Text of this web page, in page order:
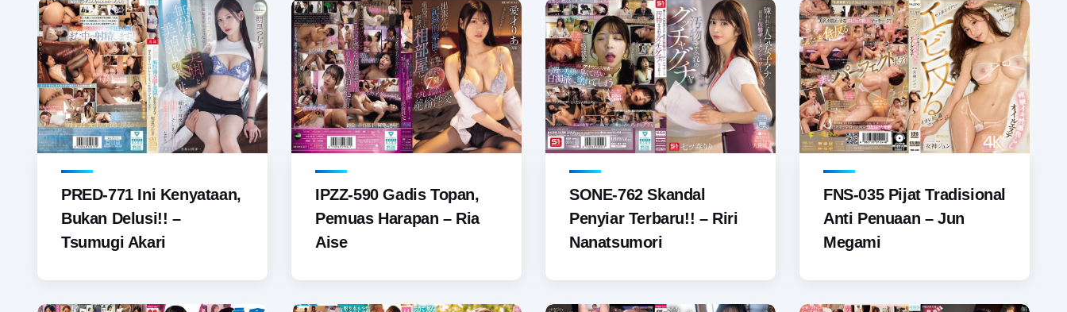
PRED-771 Ini Kenyataan,
Bukan Delusi!! –
Tsumugi Akari
IPZZ-590 Gadis Topan,
Pemuas Harapan – Ria
Aise
SONE-762 Skandal
Penyiar Terbaru!! – Riri
Nanatsumori
FNS-035 Pijat Tradisional
Anti Penuaan – Jun
Megami